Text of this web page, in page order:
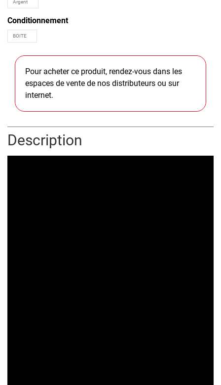
Conditionnement
Pour acheter ce produit, rendez-vous dans les
espaces de vente de nos distributeurs ou sur
internet.
Description